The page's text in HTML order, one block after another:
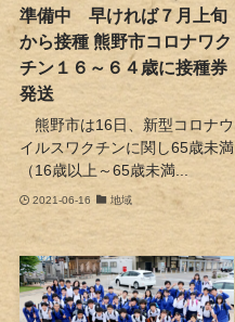
準備中 早ければ７月上旬
から接種 熊野市コロナワク
チン１６～６４歳に接種券
発送
熊野市は16日、新型コロナウ
イルスワクチンに関し65歳未満
（16歳以上～65歳未満...
2021-06-16 地域